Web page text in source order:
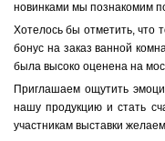
новинками мы познакомим
Хотелось бы отметить, что
бонус на заказ ванной
была высоко оценена на
Приглашаем ощутить
нашу продукцию и стать
участникам выставки